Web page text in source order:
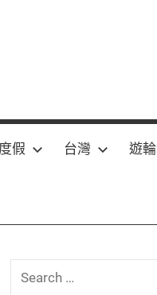
假 台灣 遊輪
Search